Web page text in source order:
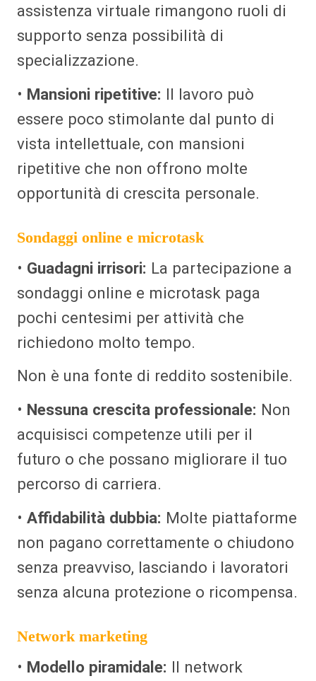
assistenza virtuale rimangono ruoli di
supporto senza possibilità di
specializzazione.
• Mansioni ripetitive: Il lavoro può
essere poco stimolante dal punto di
vista intellettuale, con mansioni
ripetitive che non offrono molte
opportunità di crescita personale.
Sondaggi online e microtask
• Guadagni irrisori: La partecipazione a
sondaggi online e microtask paga
pochi centesimi per attività che
richiedono molto tempo.
Non è una fonte di reddito sostenibile.
• Nessuna crescita professionale: Non
acquisisci competenze utili per il
futuro o che possano migliorare il tuo
percorso di carriera.
• Affidabilità dubbia: Molte piattaforme
non pagano correttamente o chiudono
senza preavviso, lasciando i lavoratori
senza alcuna protezione o ricompensa.
Network marketing
• Modello piramidale: Il network